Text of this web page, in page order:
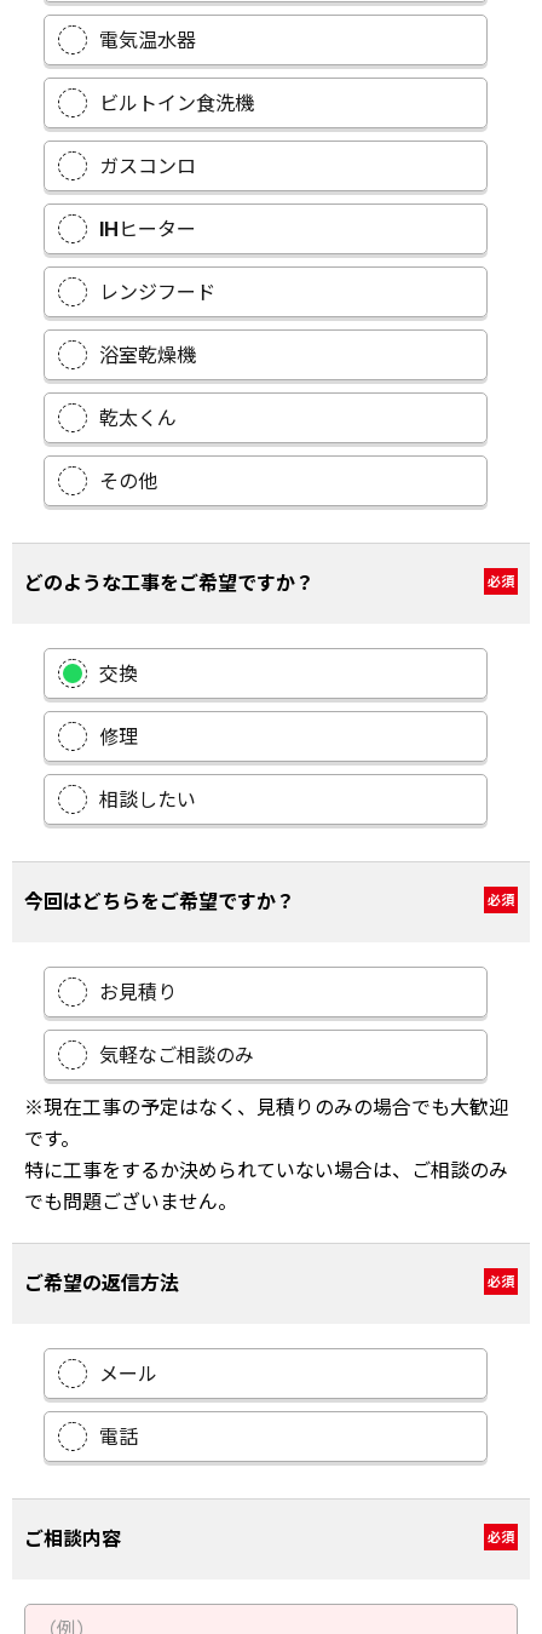
電気温水器
ビルトイン食洗機
ガスコンロ
IHヒーター
レンジフード
浴室乾燥機
乾太くん
その他
どのような工事をご希望ですか？ 必須
交換
修理
相談したい
今回はどちらをご希望ですか？ 必須
お見積り
気軽なご相談のみ
※現在工事の予定はなく、見積りのみの場合でも大歓迎
です。
特に工事をするか決められていない場合は、ご相談のみ
でも問題ございません。
ご希望の返信方法 必須
メール
電話
ご相談内容 必須